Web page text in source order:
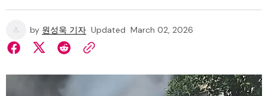
by 원성욱 기자 Updated March 02, 2026